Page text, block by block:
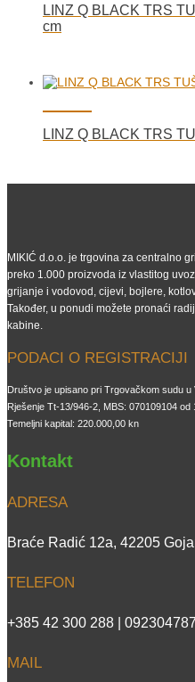
LINZ Q BLACK TRS
cm
LINZ Q BLACK TRS
MIKIĆ d.o.o. je trgovina za centralno
preko 1.000 proizvoda iz vlastitog
grijanje i vodovod, cijevi, bojlere,
Također, u ponudi možete pronaći
kabine.
PODACI O REGISTRACIJI
Društvo je upisano pri Trgovačkom sudu u
Rješenje Tt-13/946-2, MBS: 070109104 od
Temeljni kapital: 220.000,00 kn
Kontakt
ADRESA
Braće Radić 12a, 42205
TELEFON
+385 42 300 288 |
MAIL